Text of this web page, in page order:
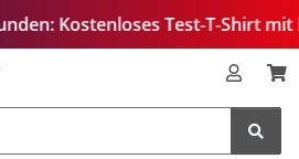
Test-T-Shirt mit